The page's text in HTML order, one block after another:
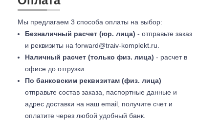
Мы предлагаем 3 способа оплаты на выбор:
Безналичный расчет (юр. лица) - отправьте заказ
и реквизиты на forward@traiv-komplekt.ru
Наличный расчет (только физ. лица) - расчет в
офисе до отгрузки.
По банковским реквизитам (физ. лица)
отправьте состав заказа, паспортные данные и
адрес доставки на наш email, получите счет и
оплатите через любой удобный банк.